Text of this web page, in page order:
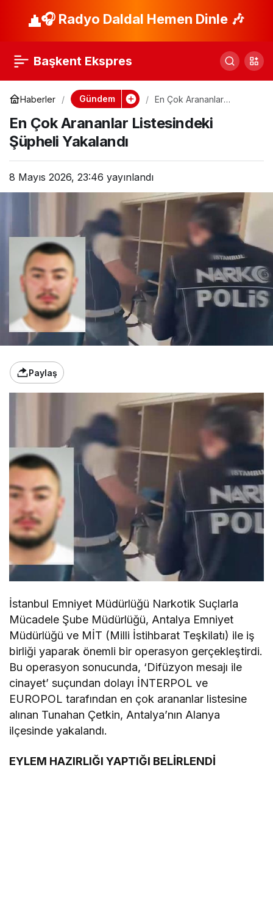
🎧 Radyo Daldal Hemen Dinle 🎶
Başkent Ekspres
Haberler Gündem
En Çok Arananlar
Yakalandı
En Çok Arananlar Listesindeki
Şüpheli Yakalandı
8 Mayıs 2026, 23:46 yayınlandı
Paylaş
İstanbul Emniyet Müdürlüğü Narkotik Suçlarla
Mücadele Şube Müdürlüğü, Antalya Emniyet
Müdürlüğü ve MİT (Milli İstihbarat Teşkilatı) ile iş
birliği yaparak önemli bir operasyon gerçekleştirdi.
Bu operasyon sonucunda, ‘Difüzyon mesajı ile
cinayet’ suçundan dolayı İNTERPOL ve
EUROPOL tarafından en çok arananlar listesine
alınan Tunahan Çetkin, Antalya’nın Alanya
ilçesinde yakalandı.
EYLEM HAZIRLIĞI YAPTIĞI BELİRLENDİ
Hakkari’de Yangın:
Kurtuldu!
Paylaş